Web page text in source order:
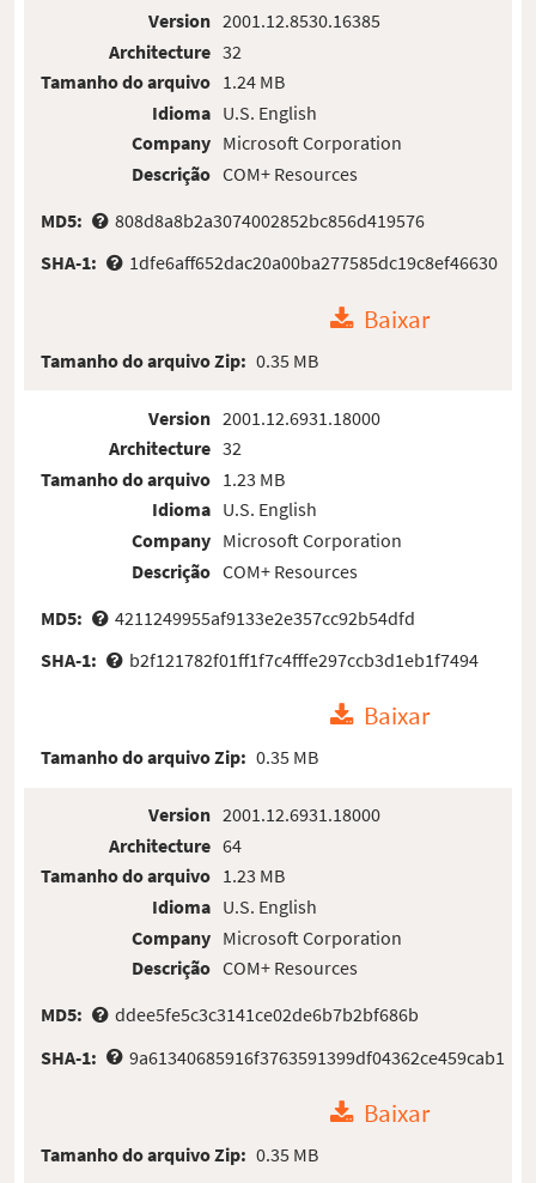
Version
Architecture
Tamanho do arquivo
Idioma
Company
Descrição
2001.12.8530.16385
32
1.24 MB
U.S. English
Microsoft Corporation
COM+ Resources
MD5:
808d8a8b2a3074002852bc856d419576
SHA-1:
1dfe6aff652dac20a00ba277585dc19c8ef46630
Baixar
Tamanho do arquivo Zip: 0.35 MB
Version
Architecture
Tamanho do arquivo
Idioma
Company
Descrição
2001.12.6931.18000
32
1.23 MB
U.S. English
Microsoft Corporation
COM+ Resources
MD5:
4211249955af9133e2e357cc92b54dfd
SHA-1:
b2f121782f01ff1f7c4fffe297ccb3d1eb1f7494
Baixar
Tamanho do arquivo Zip: 0.35 MB
Version
Architecture
Tamanho do arquivo
Idioma
Company
Descrição
2001.12.6931.18000
64
1.23 MB
U.S. English
Microsoft Corporation
COM+ Resources
MD5:
ddee5fe5c3c3141ce02de6b7b2bf686b
SHA-1:
9a61340685916f3763591399df04362ce459cab1
Baixar
Tamanho do arquivo Zip: 0.35 MB